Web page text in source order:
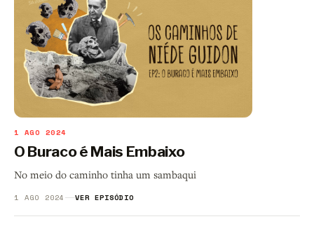
1 AGO 2024
O Buraco é Mais Embaixo
No meio do caminho tinha um sambaqui
1 AGO 2024 VER EPISÓDIO